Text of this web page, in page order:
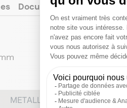
Documentation
METALLKRAFT